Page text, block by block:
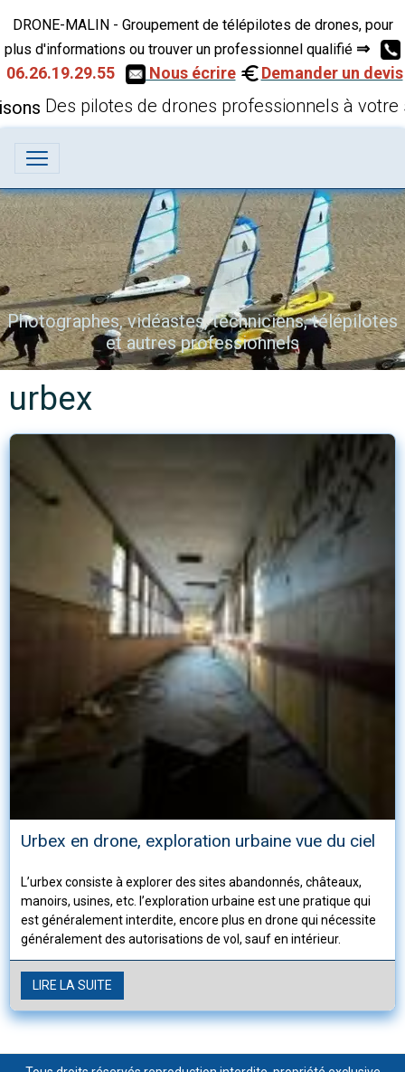
DRONE-MALIN - Groupement de télépilotes de drones, pour
plus d'informations ou trouver un professionnel qualifié ⇒
06.26.19.29.55
Nous écrire Demander un devis
Des pilotes de drones professionnels à votre
Photographes, vidéastes, techniciens, télépilotes
et autres professionnels
urbex
Urbex en drone, exploration urbaine vue du ciel
L’urbex consiste à explorer des sites abandonnés, châteaux,
manoirs, usines, etc. l’exploration urbaine est une pratique qui
est généralement interdite, encore plus en drone qui nécessite
généralement des autorisations de vol, sauf en intérieur.
LIRE LA SUITE